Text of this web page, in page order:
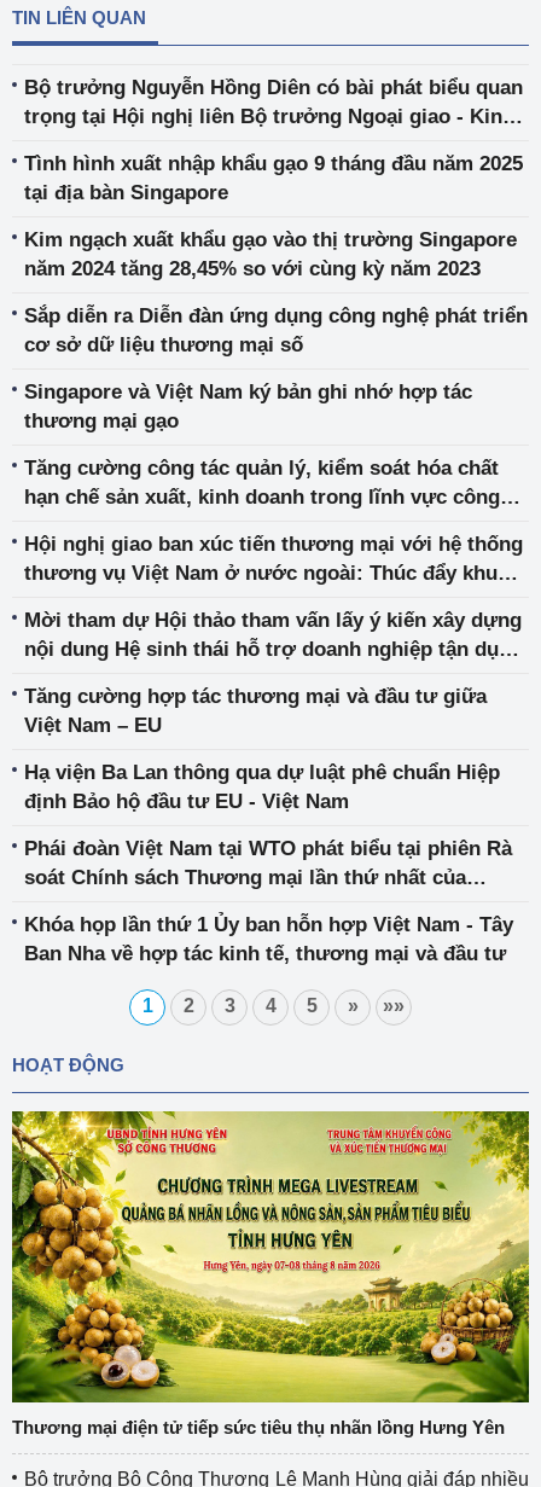
TIN LIÊN QUAN
Bộ trưởng Nguyễn Hồng Diên có bài phát biểu quan
trọng tại Hội nghị liên Bộ trưởng Ngoại giao - Kinh
Tình hình xuất nhập khẩu gạo 9 tháng đầu năm 2025
tại địa bàn Singapore
Kim ngạch xuất khẩu gạo vào thị trường Singapore
năm 2024 tăng 28,45% so với cùng kỳ năm 2023
Sắp diễn ra Diễn đàn ứng dụng công nghệ phát triển
cơ sở dữ liệu thương mại số
Singapore và Việt Nam ký bản ghi nhớ hợp tác
thương mại gạo
Tăng cường công tác quản lý, kiểm soát hóa chất
hạn chế sản xuất, kinh doanh trong lĩnh vực công
Hội nghị giao ban xúc tiến thương mại với hệ thống
thương vụ Việt Nam ở nước ngoài: Thúc đẩy khu
Mời tham dự Hội thảo tham vấn lấy ý kiến xây dựng
nội dung Hệ sinh thái hỗ trợ doanh nghiệp tận dụng
Tăng cường hợp tác thương mại và đầu tư giữa
Việt Nam – EU
Hạ viện Ba Lan thông qua dự luật phê chuẩn Hiệp
định Bảo hộ đầu tư EU - Việt Nam
Phái đoàn Việt Nam tại WTO phát biểu tại phiên Rà
soát Chính sách Thương mại lần thứ nhất của
Khóa họp lần thứ 1 Ủy ban hỗn hợp Việt Nam - Tây
Ban Nha về hợp tác kinh tế, thương mại và đầu tư
1 2 3 4 5 » »»
HOẠT ĐỘNG
Thương mại điện tử tiếp sức tiêu thụ nhãn lồng Hưng Yên
Bộ trưởng Bộ Công Thương Lê Mạnh Hùng giải đáp nhiều